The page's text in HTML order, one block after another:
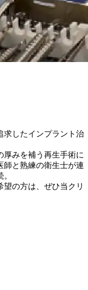
求したインプラント治
厚みを補う再生手術に
師と熟練の衛生士が連
の方は、ぜひ当クリ